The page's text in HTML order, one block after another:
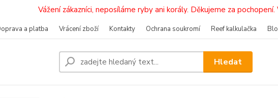
Vážení zákazníci, neposíláme ryby ani korály. Děkujeme za
a platba Vrácení zboží Kontakty Ochrana soukromí Reef kalkulačka
Hledat